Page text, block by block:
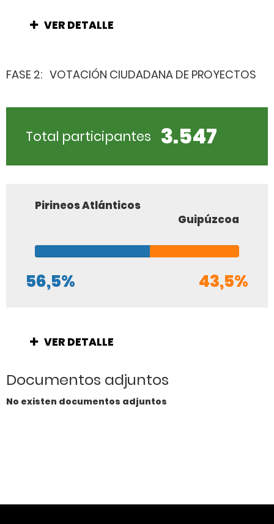
VER DETALLE
FASE 2: VOTACIÓN CIUDADANA DE PROYECTOS
Total participantes 3.547
Pirineos Atlánticos
Guipúzcoa
56,5% 43,5%
VER DETALLE
Documentos adjuntos
No existen documentos adjuntos